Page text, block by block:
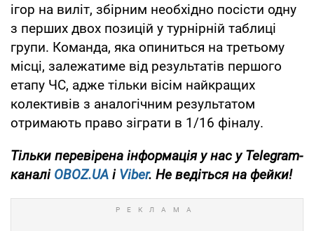
ігор на виліт, збірним необхідно посісти одну
з перших двох позицій у турнірній таблиці
групи. Команда, яка опиниться на третьому
місці, залежатиме від результатів першого
етапу ЧС, адже тільки вісім найкращих
колективів з аналогічним результатом
отримають право зіграти в 1/16 фіналу.
Тільки перевірена інформація у нас у Telegram-
каналі OBOZ.UA і Viber. Не ведіться на фейки!